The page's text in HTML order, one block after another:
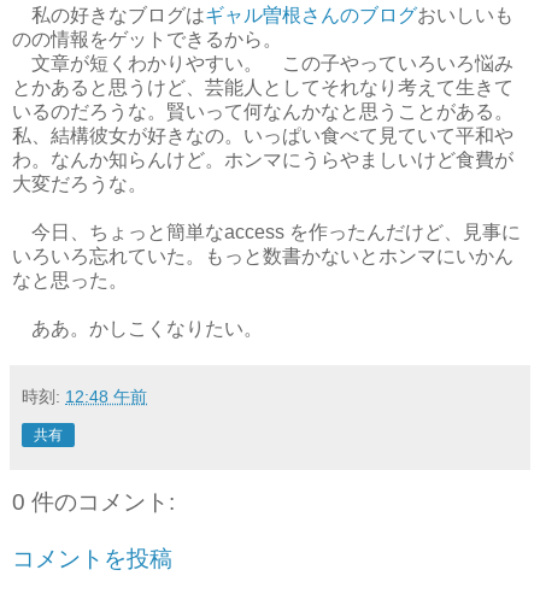
私の好きなブログはギャル曽根さんのブログおいしいも
のの情報をゲットできるから。
文章が短くわかりやすい。 この子やっていろいろ悩み
とかあると思うけど、芸能人としてそれなり考えて生きて
いるのだろうな。賢いって何なんかなと思うことがある。
私、結構彼女が好きなの。いっぱい食べて見ていて平和や
わ。なんか知らんけど。ホンマにうらやましいけど食費が
大変だろうな。
今日、ちょっと簡単なaccess を作ったんだけど、見事に
いろいろ忘れていた。もっと数書かないとホンマにいかん
なと思った。
ああ。かしこくなりたい。
時刻: 12:48 午前
共有
0 件のコメント:
コメントを投稿